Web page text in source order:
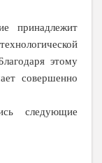
принадлежит
этому
совершенно
следующие